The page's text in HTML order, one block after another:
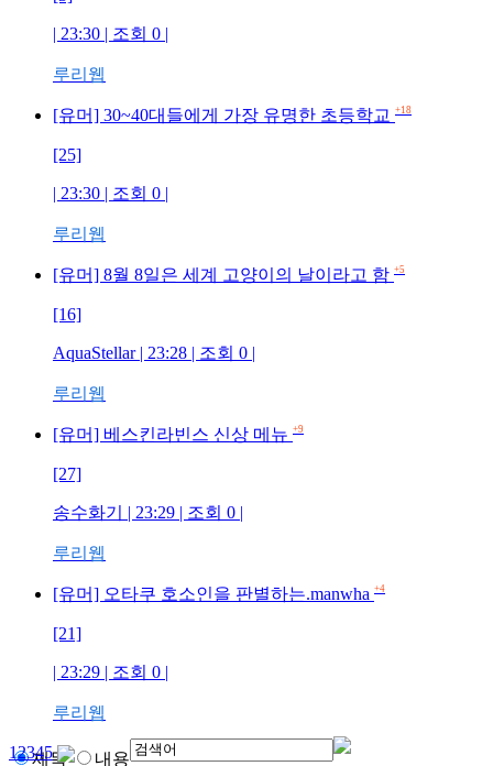
| 23:30 | 조회 0 |
루리웹
[유머] 30~40대들에게 가장 유명한 초등학교 +18
[25]
| 23:30 | 조회 0 |
루리웹
[유머] 8월 8일은 세계 고양이의 날이라고 함 +5
[16]
AquaStellar | 23:28 | 조회 0 |
루리웹
[유머] 베스킨라빈스 신상 메뉴 +9
[27]
송수화기 | 23:29 | 조회 0 |
루리웹
[유머] 오타쿠 호소인을 판별하는.manwha +4
[21]
| 23:29 | 조회 0 |
루리웹
12345
제목 내용